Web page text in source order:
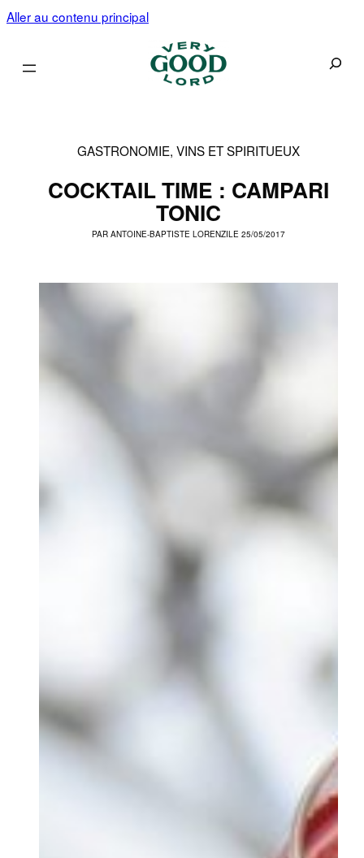
Aller au contenu principal
GASTRONOMIE, VINS ET SPIRITUEUX
COCKTAIL TIME : CAMPARI
TONIC
PAR ANTOINE-BAPTISTE LORENZILE 25/05/2017